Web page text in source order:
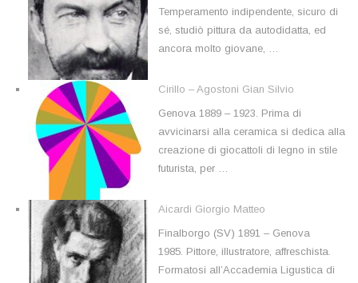
Temperamento indipendente, sicuro di
sé, studiò pittura da autodidatta, ed
ancora molto giovane, …
Cirillo – Agostoni Gian Silvio
Genova 1889 – 1923. Prima di
avvicinarsi alla ceramica si dedica alla
creazione di giocattoli di legno in stile
futurista, per …
Aicardi Giorgio Matteo
Finalborgo (SV) 1891 – Genova
1985. Pittore, illustratore, affreschista.
Formatosi all’Accademia Ligustica di